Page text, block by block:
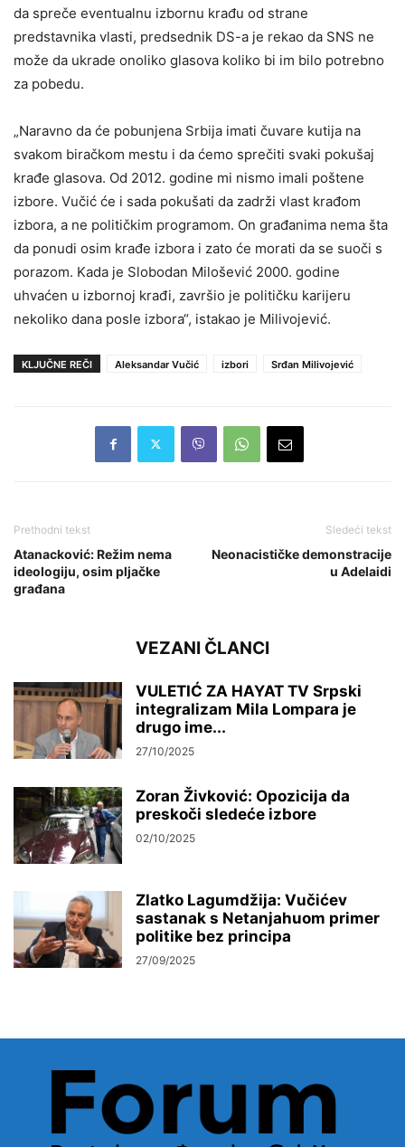
da spreče eventualnu izbornu krađu od strane
predstavnika vlasti, predsednik DS-a je rekao da SNS ne
može da ukrade onoliko glasova koliko bi im bilo potrebno
za pobedu.
„Naravno da će pobunjena Srbija imati čuvare kutija na
svakom biračkom mestu i da ćemo sprečiti svaki pokušaj
krađe glasova. Od 2012. godine mi nismo imali poštene
izbore. Vučić će i sada pokušati da zadrži vlast krađom
izbora, a ne političkim programom. On građanima nema šta
da ponudi osim krađe izbora i zato će morati da se suoči s
porazom. Kada je Slobodan Milošević 2000. godine
uhvaćen u izbornoj krađi, završio je političku karijeru
nekoliko dana posle izbora“, istakao je Milivojević.
KLJUČNE REČI Aleksandar Vučić izbori Srđan Milivojević
Prethodni tekst
Atanacković: Režim nema
ideologiju, osim pljačke
građana
Sledeći tekst
Neonacističke demonstracije
u Adelaidi
VEZANI ČLANCI
VULETIĆ ZA HAYAT TV Srpski
integralizam Mila Lompara je
drugo ime...
27/10/2025
Zoran Živković: Opozicija da
preskoči sledeće izbore
02/10/2025
Zlatko Lagumdžija: Vučićev
sastanak s Netanjahuom primer
politike bez principa
27/09/2025